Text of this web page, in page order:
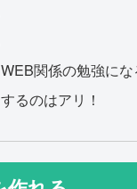
関係の勉強に
るのはアリ！